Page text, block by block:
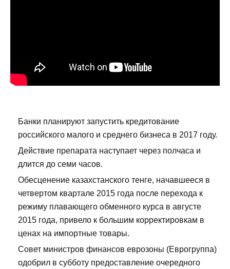
Банки планируют запустить кредитование
российского малого и среднего бизнеса в 2017 году.
Действие препарата наступает через полчаса и
длится до семи часов.
Обесценение казахстанского тенге, начавшееся в
четвертом квартале 2015 года после перехода к
режиму плавающего обменного курса в августе
2015 года, привело к большим корректировкам в
ценах на импортные товары.
Совет министров финансов еврозоны (Еврогруппа)
одобрил в субботу предоставление очередного